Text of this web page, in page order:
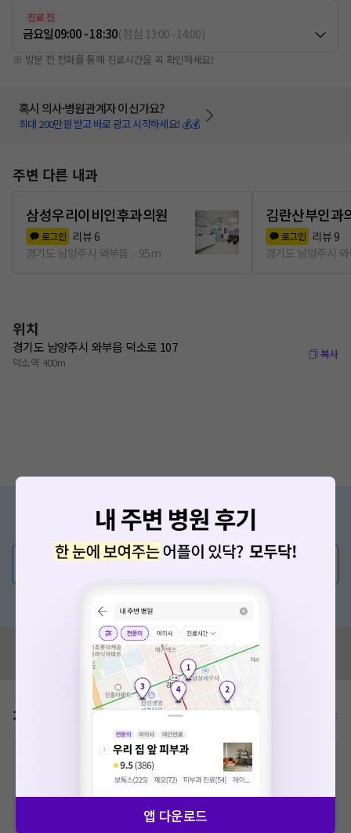
진료 전
금요일09:00 - 18:30(점심 13:00-14:00)
※ 방문 전 전화를 통해 진료시간을 꼭 확인하세요!
혹시 의사·병원관계자 이신가요?
최대 200만원 받고 바로 광고 시작하세요! 💰💰
주변 다른 내과
삼성우리이비인후과의원
로그인 리뷰 6
경기도 남양주시 와부읍
95m
김란산부인과
로그인 리뷰 9
경기도 남양주시
위치
경기도 남양주시 와부읍 덕소로 107
덕소역 400m
복사
증상/치료, 궁금한 점이 있나요?
의사가 직접 답해드려요!
💬 무엇이든 물어보세요
혹시 잘못된 병원정보가 있나요?
모두닥 팀에 알려주세요!
가격표 비급여/급여 진료란?
비급여 항목의 경우,추가비용 등으로 실제 가격과 상이할 수 있으니, 정확
한 가격은 해당 의료기관에 직접 문의해주세요.
건강보험심사평가원에 고지되어 있는 급여 진료 기준 가
격입니다. (진료와 연관된 복합적인 비용이 추가되어, 병원마다 금액이 다르게
산정될 수 있는 점 참고 바랍니다.)
VAT 포함앱 다운로드